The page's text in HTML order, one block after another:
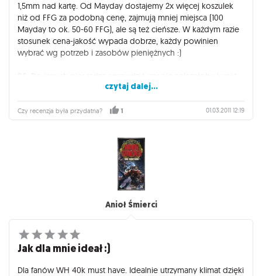
1,5mm nad kartę. Od Mayday dostajemy 2x więcej koszulek
niż od FFG za podobną cenę, zajmują mniej miejsca (100
Mayday to ok. 50-60 FFG), ale są też cieńsze. W każdym razie
stosunek cena-jakość wypada dobrze, każdy powinien
wybrać wg potrzeb i zasobów pieniężnych :)
koszulek Chimera (do Arkham Horror, Cytadeli i Anioła Śmierci
na pewno Chimery)
czytaj dalej...
Czy recenzja była przydatna? 1 01.03.2011 12:19
Anioł Śmierci
Jak dla mnie ideał :)
Dla fanów WH 40k must have. Idealnie utrzymany klimat dzięki